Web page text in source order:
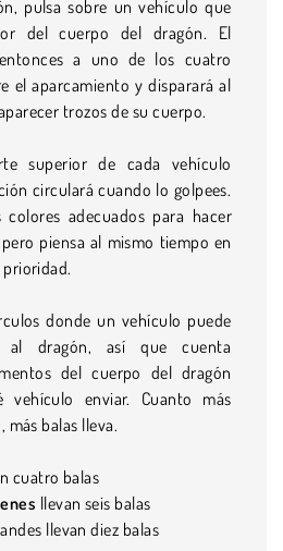
pulsa sobre un vehículo que
del cuerpo del dragón. El
a uno de los cuatro
el aparcamiento y disparará al
trozos de su cuerpo.
superior de cada vehículo
circulará cuando lo golpees.
adecuados para hacer
piensa al mismo tiempo en
donde un vehículo puede
al dragón, así que cuenta
del cuerpo del dragón
vehículo enviar. Cuanto más
más balas lleva.
cuatro balas
llevan seis balas
llevan diez balas